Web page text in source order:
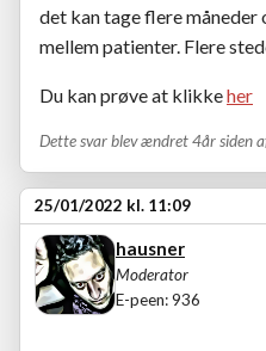
det kan tage flere måneder
mellem patienter. Flere
Du kan prøve at klikkeher
Dette svar blev ændret 4år siden
25/01/2022 kl. 11:09
hausner
Moderator
E-peen: 936